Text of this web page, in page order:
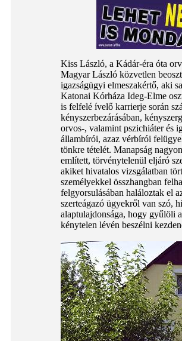
Kiss László, a Kádár-éra óta
Magyar László közvetlen
igazságügyi elmeszakértő, aki
Katonai Kórháza Ideg-Elme
is felfelé ívelő karrierje során
kényszerbezárásában,
orvos-, valamint pszichiáter és
állambírói, azaz vérbírói
tönkre tételét. Manapság
említett, törvénytelenül eljáró
akiket hivatalos vizsgálatban
személyekkel összhangban
felgyorsulásában haláloztak el
szerteágazó ügyekről van szó,
alaptulajdonsága, hogy gyűlöli
kénytelen lévén beszélni